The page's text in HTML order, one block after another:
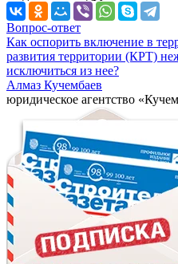
Вопрос-ответ
Как оспорить включение в
развития территории (КРТ)
исключиться из нее?
Алмаз Кучембаев
юридическое агентство